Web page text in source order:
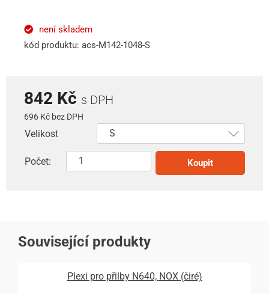
není skladem
kód produktu: acs-M142-1048-S
842 Kč s DPH
696 Kč bez DPH
Velikost
Počet: Koupit
Související produkty
Plexi pro přilby N640, NOX (čiré)